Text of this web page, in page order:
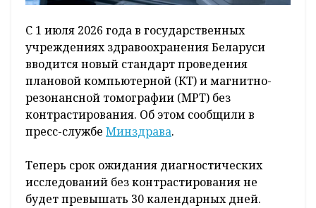
С 1 июля 2026 года в государственных
учреждениях здравоохранения Беларуси
вводится новый стандарт проведения
плановой компьютерной (КТ) и магнитно-
резонансной томографии (МРТ) без
контрастирования. Об этом сообщили в
пресс-службе Минздрава.
Теперь срок ожидания диагностических
исследований без контрастирования не
будет превышать 30 календарных дней.